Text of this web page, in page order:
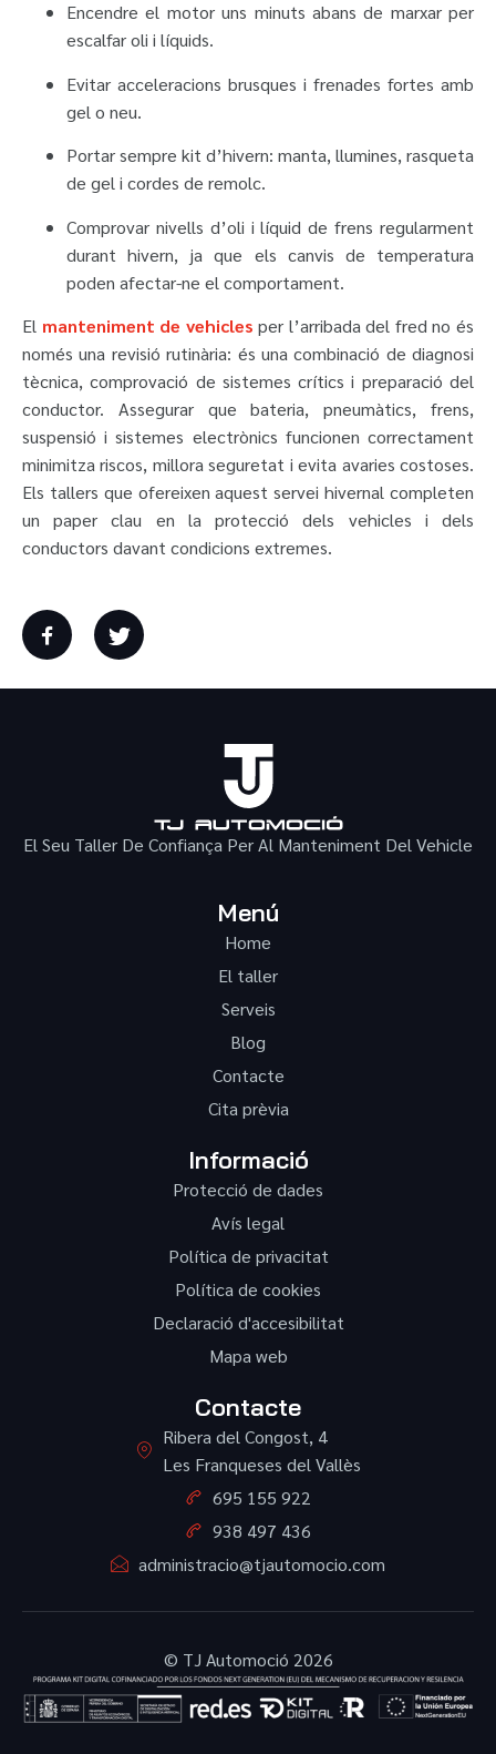
Encendre el motor uns minuts abans de marxar per
escalfar oli i líquids.
Evitar acceleracions brusques i frenades fortes amb
gel o neu.
Portar sempre kit d’hivern: manta, llumines, rasqueta
de gel i cordes de remolc.
Comprovar nivells d’oli i líquid de frens regularment
durant hivern, ja que els canvis de temperatura
poden afectar-ne el comportament.
El manteniment de vehiclesper l’arribada del fred no és
només una revisió rutinària: és una combinació de diagnosi
tècnica, comprovació de sistemes crítics i preparació del
conductor. Assegurar que bateria, pneumàtics, frens,
suspensió i sistemes electrònics funcionen correctament
minimitza riscos, millora seguretat i evita avaries costoses.
Els tallers que ofereixen aquest servei hivernal completen
un paper clau en la protecció dels vehicles i dels
conductors davant condicions extremes.
El Seu Taller De Confiança Per Al Manteniment Del Vehicle
Menú
Home
El taller
Serveis
Blog
Contacte
Cita prèvia
Informació
Protecció de dades
Avís legal
Política de privacitat
Política de cookies
Declaració d'accesibilitat
Mapa web
Contacte
Ribera del Congost, 4
Les Franqueses del Vallès
695 155 922
938 497 436
administracio@tjautomocio.com
© TJ Automoció 2026